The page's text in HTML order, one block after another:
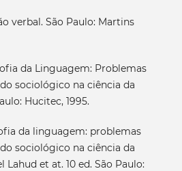
verbal. São Paulo: Martins
da Linguagem: Problemas
sociológico na ciência da
Hucitec, 1995.
da linguagem: problemas
sociológico na ciência da
et at. 10 ed. São Paulo: